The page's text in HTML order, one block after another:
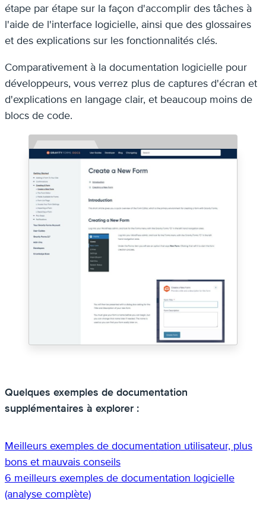
étape par étape sur la façon d'accomplir des tâches à
l'aide de l'interface logicielle, ainsi que des glossaires
et des explications sur les fonctionnalités clés.
Comparativement à la documentation logicielle pour
développeurs, vous verrez plus de captures d'écran et
d'explications en langage clair, et beaucoup moins de
blocs de code.
Quelques exemples de documentation
supplémentaires à explorer :
Meilleurs exemples de documentation utilisateur, plus
bons et mauvais conseils
6 meilleurs exemples de documentation logicielle
(analyse complète)